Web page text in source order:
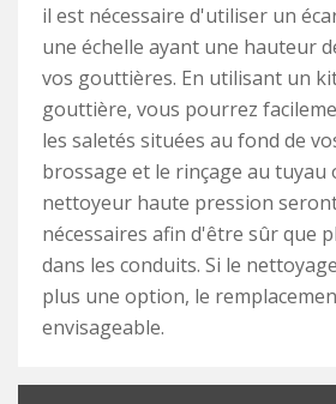
il est nécessaire d'utiliser un
une échelle ayant une hauteur
vos gouttières. En utilisant un
gouttière, vous pourrez
les saletés situées au fond de
brossage et le rinçage au tuyau
nettoyeur haute pression
nécessaires afin d'être sûr que
dans les conduits. Si le
plus une option, le
envisageable.